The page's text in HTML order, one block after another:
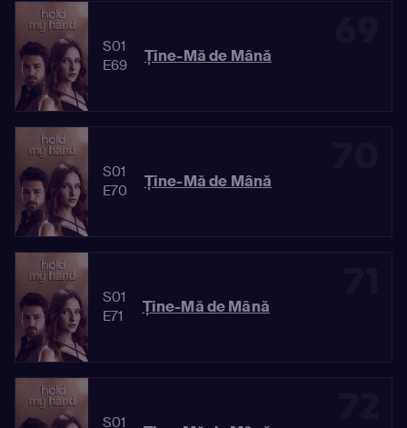
S01
E69
Ține-Mă de Mână
S01
E70
Ține-Mă de Mână
S01
E71
Ține-Mă de Mână
S01